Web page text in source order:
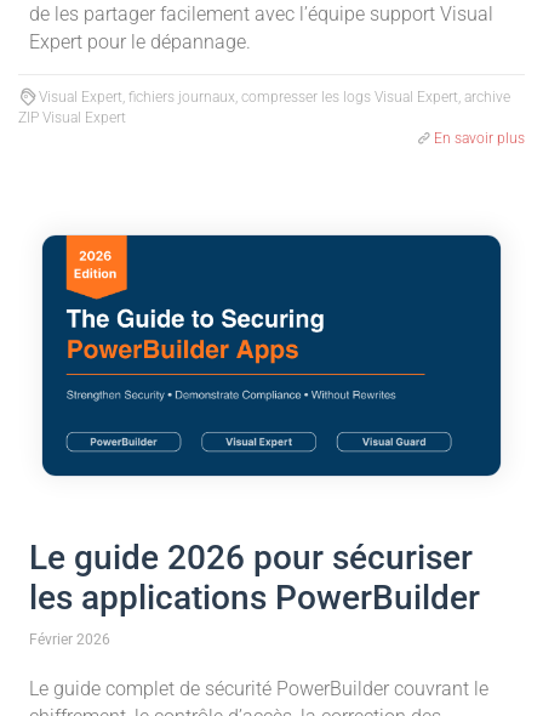
de les partager facilement avec l’équipe support Visual
Expert pour le dépannage.
Visual Expert, fichiers journaux, compresser les logs Visual Expert, archive
ZIP Visual Expert
En savoir plus
Le guide 2026 pour sécuriser
les applications PowerBuilder
Février 2026
Le guide complet de sécurité PowerBuilder couvrant le